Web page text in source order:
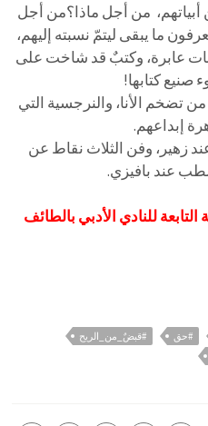
من أجل ماذا؟من أجل
ما يبقى ليتمّ نسبته إليهم،
عابرة، وكتبٌ قد شاخت على
صنيع كتابها!
تضخم الأنا، والنرجسية التي
إبداعهم.
زهير، وفن الثلاث نقاط عن
عند بافيزي.
للنادي الأدبي بالطائف
#حق
#قبضٌ_من_الريح